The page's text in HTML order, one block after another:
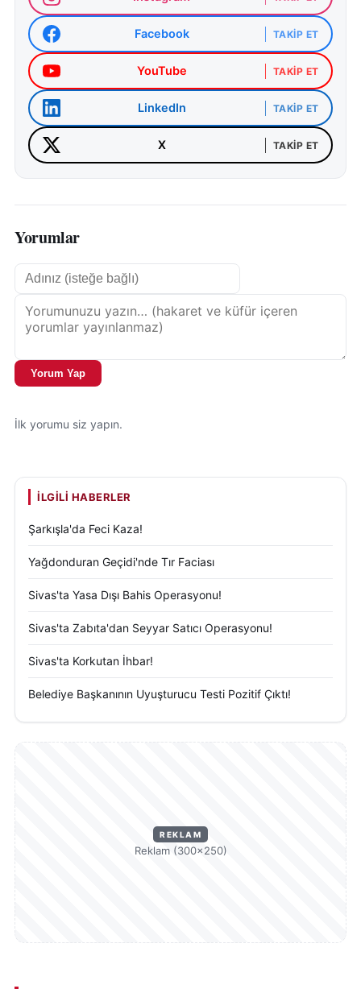
Facebook TAKIP ET
YouTube TAKIP ET
LinkedIn TAKIP ET
X TAKIP ET
Yorumlar
Yorum Yap
İlk yorumu siz yapın.
İLGILI HABERLER
Şarkışla'da Feci Kaza!
Yağdonduran Geçidi'nde Tır Faciası
Sivas'ta Yasa Dışı Bahis Operasyonu!
Sivas'ta Zabıta'dan Seyyar Satıcı Operasyonu!
Sivas'ta Korkutan İhbar!
Belediye Başkanının Uyuşturucu Testi Pozitif Çıktı!
REKLAM
Reklam (300×250)